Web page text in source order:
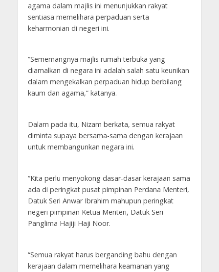
agama dalam majlis ini menunjukkan rakyat
sentiasa memelihara perpaduan serta
keharmonian di negeri ini.
“Sememangnya majlis rumah terbuka yang
diamalkan di negara ini adalah salah satu keunikan
dalam mengekalkan perpaduan hidup berbilang
kaum dan agama,” katanya.
Dalam pada itu, Nizam berkata, semua rakyat
diminta supaya bersama-sama dengan kerajaan
untuk membangunkan negara ini.
“Kita perlu menyokong dasar-dasar kerajaan sama
ada di peringkat pusat pimpinan Perdana Menteri,
Datuk Seri Anwar Ibrahim mahupun peringkat
negeri pimpinan Ketua Menteri, Datuk Seri
Panglima Hajiji Haji Noor.
“Semua rakyat harus berganding bahu dengan
kerajaan dalam memelihara keamanan yang